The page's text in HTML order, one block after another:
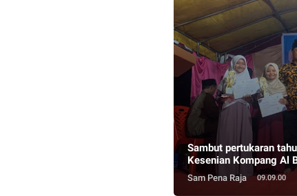
Sambut pertukaran
Kesenian Kompang Al
Sam Pena Raja 09.09.00